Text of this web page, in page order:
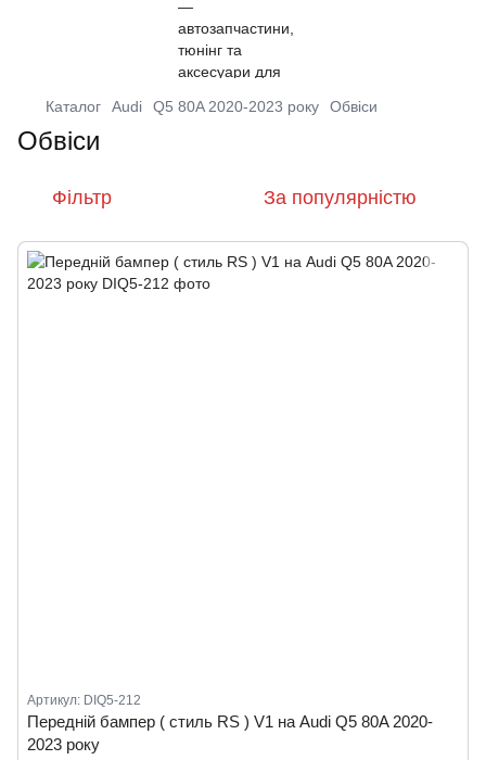
Каталог Audi Q5 80A 2020-2023 року Обвіси
Обвіси
Фільтр За популярністю
Артикул: DIQ5-212
Передній бампер ( стиль RS ) V1 на Audi Q5 80A 2020-
2023 року